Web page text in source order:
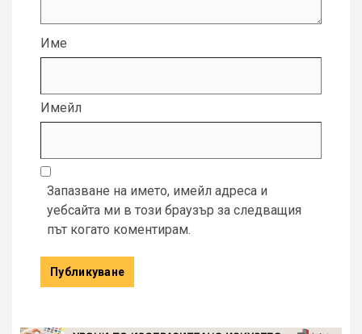
Име
Имейл
Запазване на името, имейл адреса и
уебсайта ми в този браузър за следващия
път когато коментирам.